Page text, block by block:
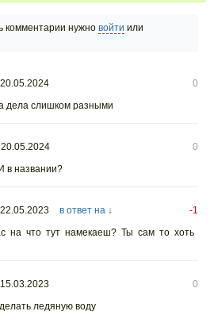
комментарии нужно войти или
0
дела слишком разными
0
в названии?
в ответ на ↓
-1
на что тут намекаеш? Ты сам то хоть
0
ледяную воду